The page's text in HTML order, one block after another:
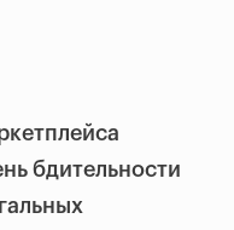
бдительности